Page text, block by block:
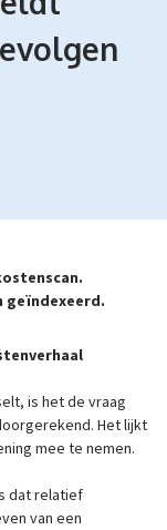
geïndexeerd.
is het de vraag
Het lijkt
mee te nemen.
dat relatief
van een